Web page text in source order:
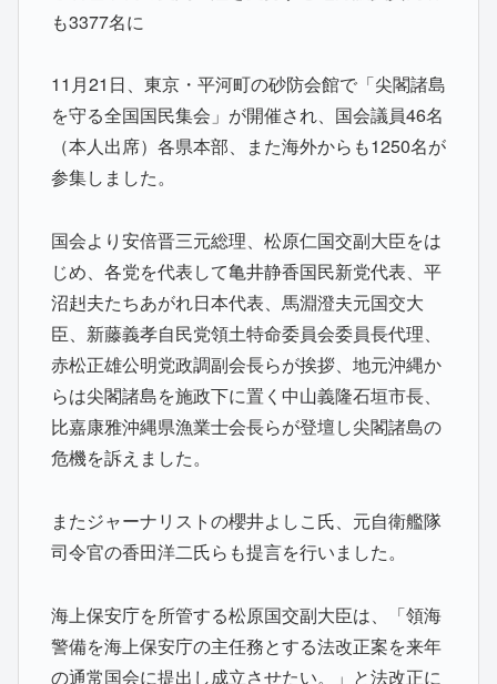
も3377名に
11月21日、東京・平河町の砂防会館で「尖閣諸島
を守る全国国民集会」が開催され、国会議員46名
（本人出席）各県本部、また海外からも1250名が
参集しました。
国会より安倍晋三元総理、松原仁国交副大臣をは
じめ、各党を代表して亀井静香国民新党代表、平
沼赳夫たちあがれ日本代表、馬淵澄夫元国交大
臣、新藤義孝自民党領土特命委員会委員長代理、
赤松正雄公明党政調副会長らが挨拶、地元沖縄か
らは尖閣諸島を施政下に置く中山義隆石垣市長、
比嘉康雅沖縄県漁業士会長らが登壇し尖閣諸島の
危機を訴えました。
またジャーナリストの櫻井よしこ氏、元自衛艦隊
司令官の香田洋二氏らも提言を行いました。
海上保安庁を所管する松原国交副大臣は、「領海
警備を海上保安庁の主任務とする法改正案を来年
の通常国会に提出し成立させたい。」と法改正に